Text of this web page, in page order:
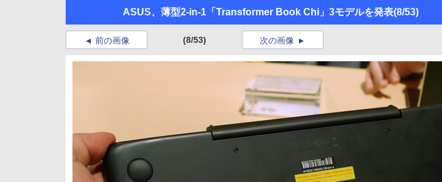
ASUS、薄型2-in-1「Transformer Book Chi」3モデルを発表(8/53)
前の画像 (8/53) 次の画像